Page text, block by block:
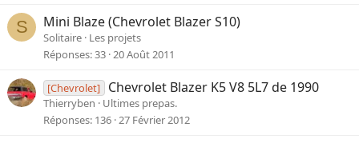
S Mini Blaze (Chevrolet Blazer S10)
Solitaire Les projets
Réponses 33 20 Août 2011
[Chevrolet] Chevrolet Blazer K5 V8 5L7 de 1990
Thierryben
Ultimes prepas.
Réponses 136 27 Février 2012